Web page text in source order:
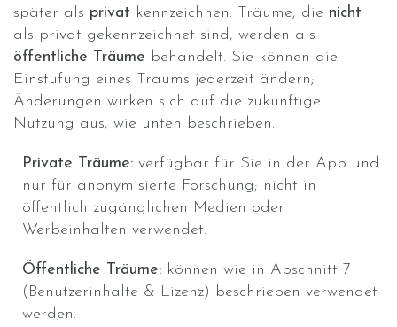
später als privat kennzeichnen. Träume, die nicht
als privat gekennzeichnet sind, werden als
öffentliche Träume behandelt. Sie können die
Einstufung eines Traums jederzeit ändern;
Änderungen wirken sich auf die zukünftige
Nutzung aus, wie unten beschrieben.
Private Träume: verfügbar für Sie in der App und
nur für anonymisierte Forschung; nicht in
öffentlich zugänglichen Medien oder
Werbeinhalten verwendet.
Öffentliche Träume: können wie in Abschnitt 7
(Benutzerinhalte & Lizenz) beschrieben verwendet
werden.